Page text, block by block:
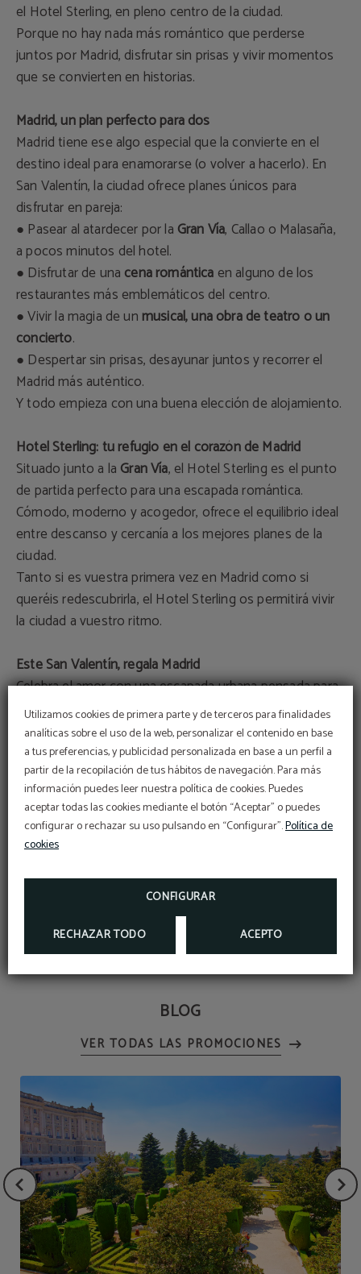
Utilizamos cookies de primera parte y de terceros para finalidades
analíticas sobre el uso de la web, personalizar el contenido en base
a tus preferencias, y publicidad personalizada en base a un perfil a
partir de la recopilación de tus hábitos de navegación. Para más
información puedes leer nuestra política de cookies. Puedes
aceptar todas las cookies mediante el botón “Aceptar” o puedes
configurar o rechazar su uso pulsando en “Configurar”.Política de
cookies
CONFIGURAR
RECHAZAR TODO ACEPTO
el Hotel Sterling, en pleno centro de la ciudad.
Porque no hay nada más romántico que perderse
juntos por Madrid, disfrutar sin prisas y vivir momentos
que se convierten en historias.
Madrid, un plan perfecto para dos
Madrid tiene ese algo especial que la convierte en el
destino ideal para enamorarse (o volver a hacerlo). En
San Valentín, la ciudad ofrece planes únicos para
disfrutar en pareja:
● Pasear al atardecer por la Gran Vía, Callao o Malasaña,
a pocos minutos del hotel.
● Disfrutar de una cena romántica en alguno de los
restaurantes más emblemáticos del centro.
● Vivir la magia de unmusical, una obra de teatro o un
concierto.
● Despertar sin prisas, desayunar juntos y recorrer el
Madrid más auténtico.
Y todo empieza con una buena elección de alojamiento.
Hotel Sterling: tu refugio en el corazón de Madrid
Situado junto a la Gran Vía, el Hotel Sterling es el punto
de partida perfecto para una escapada romántica.
Cómodo, moderno y acogedor, ofrece el equilibrio ideal
entre descanso y cercanía a los mejores planes de la
ciudad.
Tanto si es vuestra primera vez en Madrid como si
queréis redescubrirla, el Hotel Sterling os permitirá vivir
la ciudad a vuestro ritmo.
Este San Valentín, regala Madrid
Celebra el amor con una escapada urbana pensada para
disfrutar juntos.
● Un regalo diferente
● Una experiencia para compartir
● Madrid como escenario
Haz tu reserva y aprovecha elmejor precio webpor San
Valentín.
BLOG